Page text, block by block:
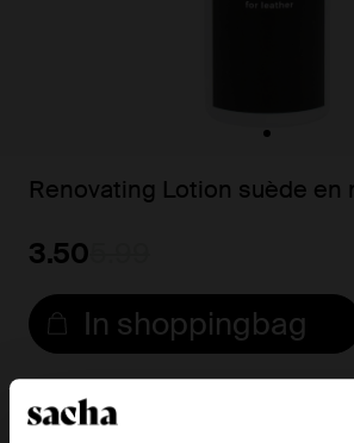
Renovating Lotion suède en
3.50
In shoppingbag
Snelle levering
Achteraf betalen